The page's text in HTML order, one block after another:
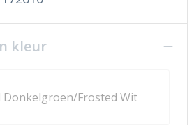
kleur
Donkelgroen/Frosted Wit